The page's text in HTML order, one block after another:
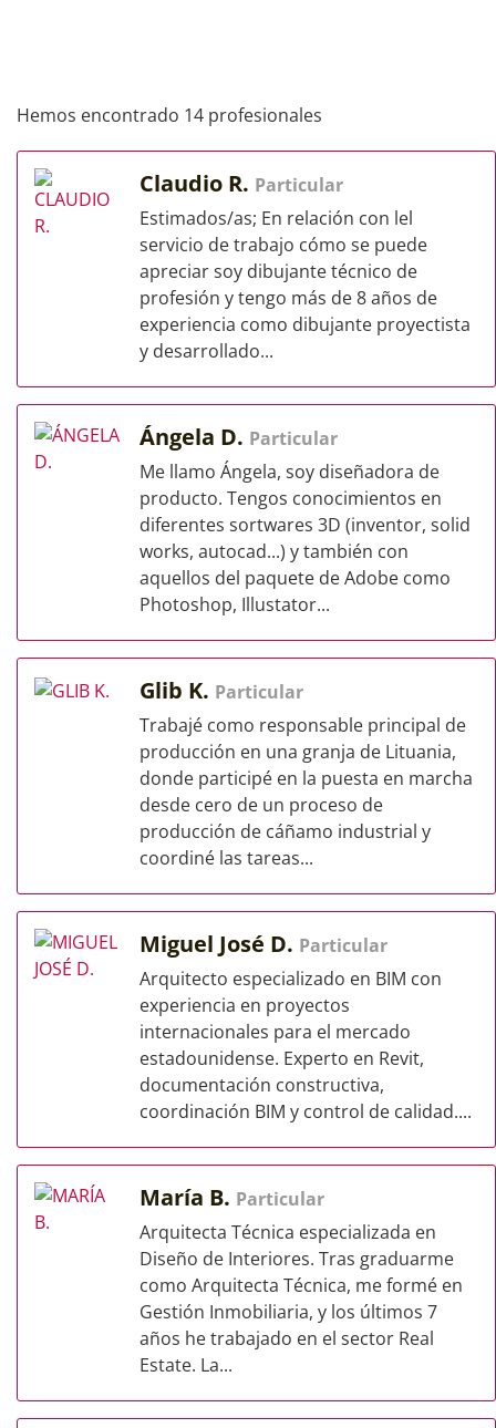
Hemos encontrado 14 profesionales
Claudio R. Particular
Estimados/as; En relación con lel
servicio de trabajo cómo se puede
apreciar soy dibujante técnico de
profesión y tengo más de 8 años de
experiencia como dibujante proyectista
y desarrollado...
Ángela D. Particular
Me llamo Ángela, soy diseñadora de
producto. Tengos conocimientos en
diferentes sortwares 3D (inventor, solid
works, autocad...) y también con
aquellos del paquete de Adobe como
Photoshop, Illustator...
Glib K. Particular
Trabajé como responsable principal de
producción en una granja de Lituania,
donde participé en la puesta en marcha
desde cero de un proceso de
producción de cáñamo industrial y
coordiné las tareas...
Miguel José D. Particular
Arquitecto especializado en BIM con
experiencia en proyectos
internacionales para el mercado
estadounidense. Experto en Revit,
documentación constructiva,
coordinación BIM y control de calidad....
María B. Particular
Arquitecta Técnica especializada en
Diseño de Interiores. Tras graduarme
como Arquitecta Técnica, me formé en
Gestión Inmobiliaria, y los últimos 7
años he trabajado en el sector Real
Estate. La...